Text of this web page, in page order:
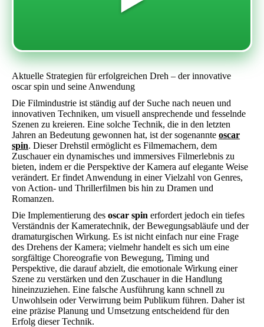
Aktuelle Strategien für erfolgreichen Dreh – der innovative
oscar spin und seine Anwendung
Die Filmindustrie ist ständig auf der Suche nach neuen und
innovativen Techniken, um visuell ansprechende und fesselnde
Szenen zu kreieren. Eine solche Technik, die in den letzten
Jahren an Bedeutung gewonnen hat, ist der sogenannte oscar
spin. Dieser Drehstil ermöglicht es Filmemachern, dem
Zuschauer ein dynamisches und immersives Filmerlebnis zu
bieten, indem er die Perspektive der Kamera auf elegante Weise
verändert. Er findet Anwendung in einer Vielzahl von Genres,
von Action- und Thrillerfilmen bis hin zu Dramen und
Romanzen.
Die Implementierung des oscar spin erfordert jedoch ein tiefes
Verständnis der Kameratechnik, der Bewegungsabläufe und der
dramaturgischen Wirkung. Es ist nicht einfach nur eine Frage
des Drehens der Kamera; vielmehr handelt es sich um eine
sorgfältige Choreografie von Bewegung, Timing und
Perspektive, die darauf abzielt, die emotionale Wirkung einer
Szene zu verstärken und den Zuschauer in die Handlung
hineinzuziehen. Eine falsche Ausführung kann schnell zu
Unwohlsein oder Verwirrung beim Publikum führen. Daher ist
eine präzise Planung und Umsetzung entscheidend für den
Erfolg dieser Technik.